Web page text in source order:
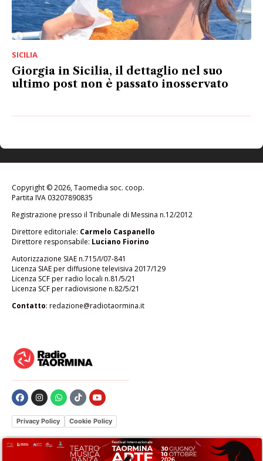
SICILIA
Giorgia in Sicilia, il dettaglio nel suo
ultimo post non è passato inosservato
Privacy Policy Cookie Policy
Le tue preferenze relative alla privacy
Copyright © 2026, Taomedia soc. coop.
Partita IVA 03207890835
Registrazione presso il Tribunale di Messina n.12/2012
Direttore editoriale: Carmelo Caspanello
Direttore responsabile: Luciano Fiorino
Autorizzazione SIAE n.715/I/07-841
Licenza SIAE per diffusione televisiva 2017/129
Licenza SCF per radio locali n.81/5/21
Licenza SCF per radiovisione n.82/5/21
Contatto: redazione@radiotaormina.it